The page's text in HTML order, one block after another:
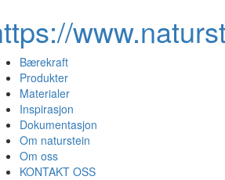
Bærekraft
Produkter
Materialer
Inspirasjon
Dokumentasjon
Om naturstein
Om oss
KONTAKT OSS